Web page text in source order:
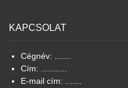
KAPCSOLAT
Cégnév: .......
Cím: ...........
E-mail cím: .......